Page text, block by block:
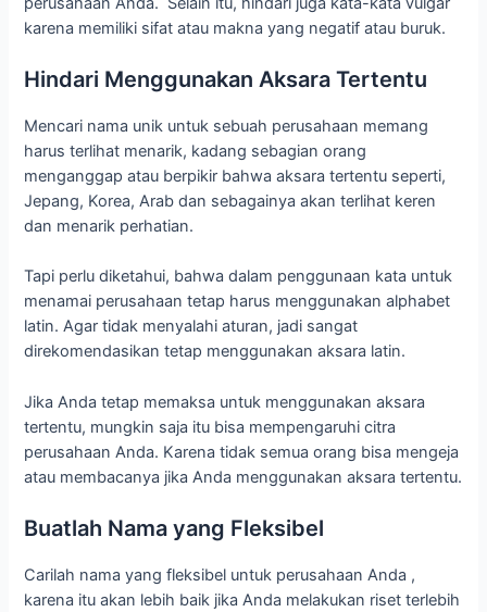
karena memiliki sifat atau makna yang negatif atau buruk.
Hindari Menggunakan Aksara Tertentu
Mencari nama unik untuk sebuah perusahaan memang
harus terlihat menarik, kadang sebagian orang
menganggap atau berpikir bahwa aksara tertentu seperti,
Jepang, Korea, Arab dan sebagainya akan terlihat keren
dan menarik perhatian.
Tapi perlu diketahui, bahwa dalam penggunaan kata untuk
menamai perusahaan tetap harus menggunakan alphabet
latin. Agar tidak menyalahi aturan, jadi sangat
direkomendasikan tetap menggunakan aksara latin.
Jika Anda tetap memaksa untuk menggunakan aksara
tertentu, mungkin saja itu bisa mempengaruhi citra
perusahaan Anda. Karena tidak semua orang bisa mengeja
atau membacanya jika Anda menggunakan aksara tertentu.
Buatlah Nama yang Fleksibel
Carilah nama yang fleksibel untuk perusahaan Anda ,
karena itu akan lebih baik jika Anda melakukan riset terlebih